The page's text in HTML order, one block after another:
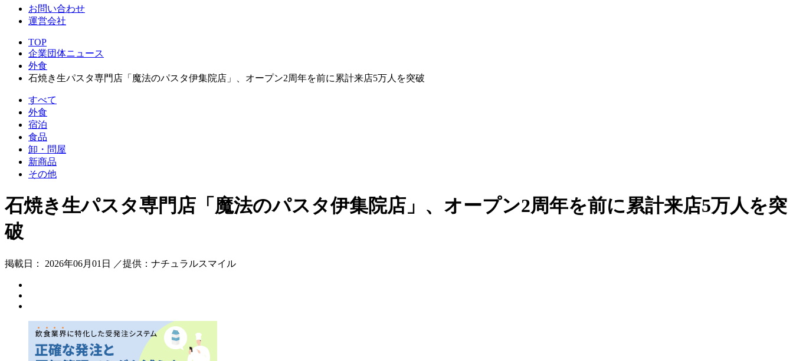
お問い合わせ
運営会社
TOP
企業団体ニュース
外食
石焼き生パスタ専門店「魔法のパスタ伊集院店」、オープン2周年を前に累計来店5万人を突破
すべて
外食
宿泊
食品
卸・問屋
新商品
その他
石焼き生パスタ専門店「魔法のパスタ伊集院店」、オープン2周年を前に累計来店5万人を突
破
掲載日： 2026年06月01日 ／提供：ナチュラルスマイル